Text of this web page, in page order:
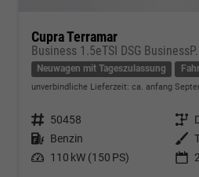
Cupra Terramar
Neuwagen mit Tageszulassung
unverbindliche Lieferzeit: ca. anfang
Fahrzeugnr. 50458 Getriebe
Kraftstoff Benzin Außenfarbe
Leistung 110 kW (150 PS)